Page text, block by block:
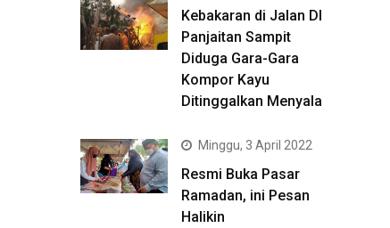
Kebakaran di Jalan DI
Panjaitan Sampit
Diduga Gara-Gara
Kompor Kayu
Ditinggalkan Menyala
Minggu, 3 April 2022
Resmi Buka Pasar
Ramadan, ini Pesan
Halikin